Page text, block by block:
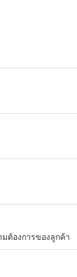
ต้องการของลูกค้า